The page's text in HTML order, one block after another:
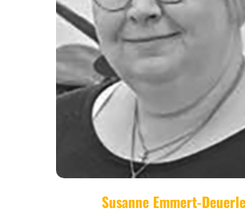
EVENTS
REISEFÜHRER
REISEMAGAZINE